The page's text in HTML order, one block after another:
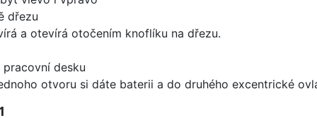
dřezu
a otevírá otočením knoflíku na dřezu.
desku
otvoru si dáte baterii a do druhého excentrické